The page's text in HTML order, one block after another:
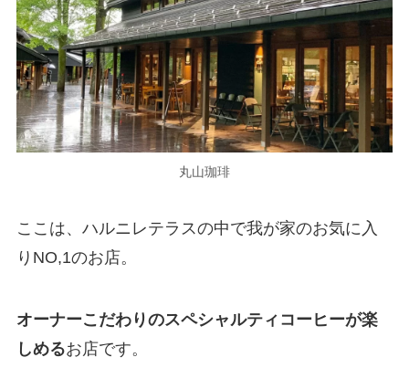
丸山珈琲
ここは、 ハルニレテラスの中で我が家のお気に入
りNO,1のお店。
オーナーこだわりのスペシャルティコーヒーが楽
しめるお店です。